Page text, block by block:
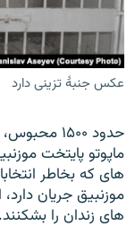
تماس
صفحه پشتو
Azadi English
به ما بپیوندید
همۀ سایت‌های
عکس جنبۀ تزینی دارد
ماپوتو پایتخت
های که بخاطر
موزنبیق جریان
های زندان را بشکنند.